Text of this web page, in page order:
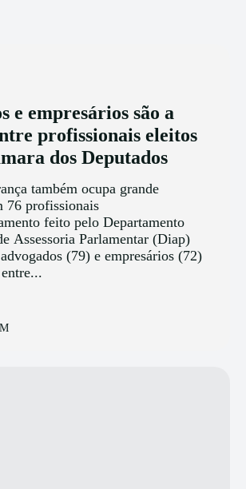
e empresários são a
profissionais eleitos
dos Deputados
também ocupa grande
76 profissionais
feito pelo Departamento
Assessoria Parlamentar (Diap)
(79) e empresários (72)